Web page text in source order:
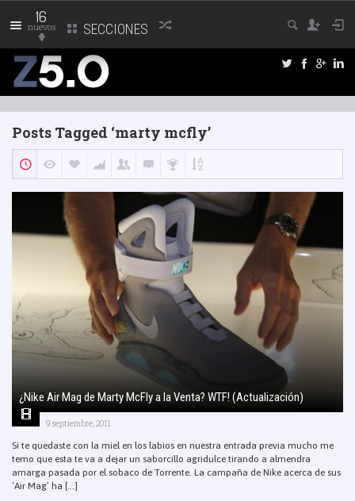
16
nuevos SECCIONES
Posts Tagged ‘marty mcfly’
¿Nike Air Mag de Marty McFly a la Venta? WTF! (Actualización)
9 septiembre, 2011
Si te quedaste con la miel en los labios en nuestra entrada previa mucho me
temo que esta te va a dejar un saborcillo agridulce tirando a almendra
amarga pasada por el sobaco de Torrente. La campaña de Nike acerca de sus
‘Air Mag’ ha [...]